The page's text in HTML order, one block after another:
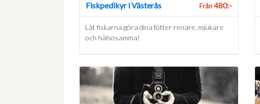
Fiskpedikyr i Västerås Från480:-
Låt fiskarna göra dina fötter renare, mjukare
och hälsosamma!